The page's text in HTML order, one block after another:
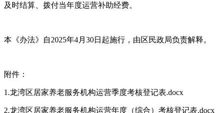
及时结算、拨付当年度运营补助经费。
本《办法》自2025年4月30日起施行，由区民政局负责解释。
附件：
1.龙湾区居家养老服务机构运营季度考核登记表.docx
2.龙湾区居家养老服务机构运营年度（综合）考核登记表.docx